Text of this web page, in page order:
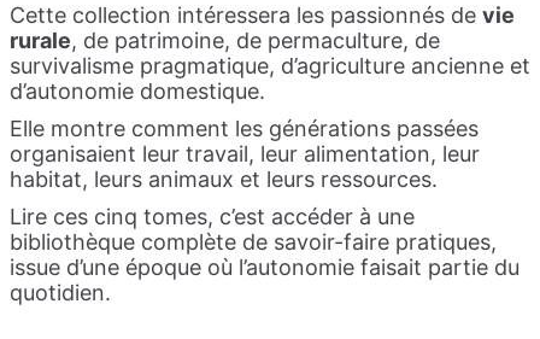
Cette collection intéressera les passionnés de vie
rurale, de patrimoine, de permaculture, de
survivalisme pragmatique, d’agriculture ancienne et
d’autonomie domestique.
Elle montre comment les générations passées
organisaient leur travail, leur alimentation, leur
habitat, leurs animaux et leurs ressources.
Lire ces cinq tomes, c’est accéder à une
bibliothèque complète de savoir-faire pratiques,
issue d’une époque où l’autonomie faisait partie du
quotidien.